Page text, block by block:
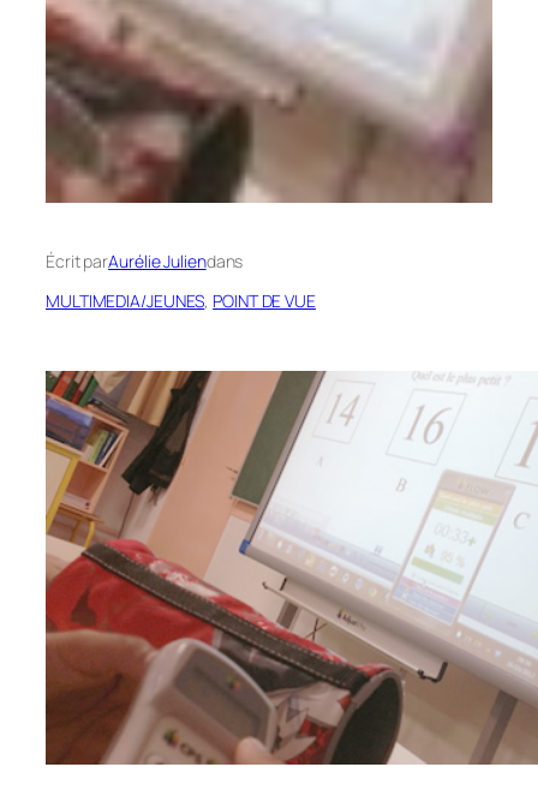
Écrit parAurélie Juliendans
MULTIMEDIA/JEUNES, POINT DE VUE